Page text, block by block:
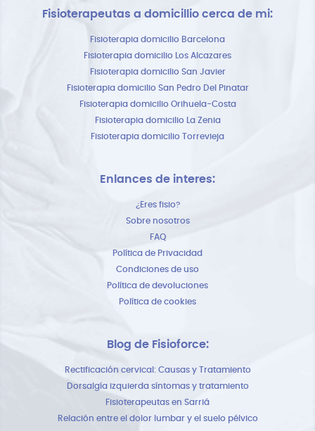
Fisioterapeutas a domicillio cerca de mi:
Fisioterapia domicilio Barcelona
Fisioterapia domicilio Los Alcazares
Fisioterapia domicilio San Javier
Fisioterapia domicilio San Pedro Del Pinatar
Fisioterapia domicilio Orihuela-Costa
Fisioterapia domicilio La Zenia
Fisioterapia domicilio Torrevieja
Enlances de interes:
¿Eres fisio?
Sobre nosotros
FAQ
Política de Privacidad
Condiciones de uso
Política de devoluciones
Política de cookies
Blog de Fisioforce:
Rectificación cervical: Causas y Tratamiento
Dorsalgía izquierda síntomas y tratamiento
Fisioterapeutas en Sarriá
Relación entre el dolor lumbar y el suelo pélvico